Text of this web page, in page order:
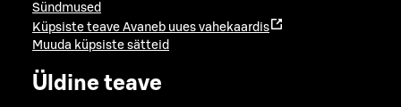
Sündmused
Küpsiste teave Avaneb uues vahekaardis
Muuda küpsiste sätteid
Üldine teave